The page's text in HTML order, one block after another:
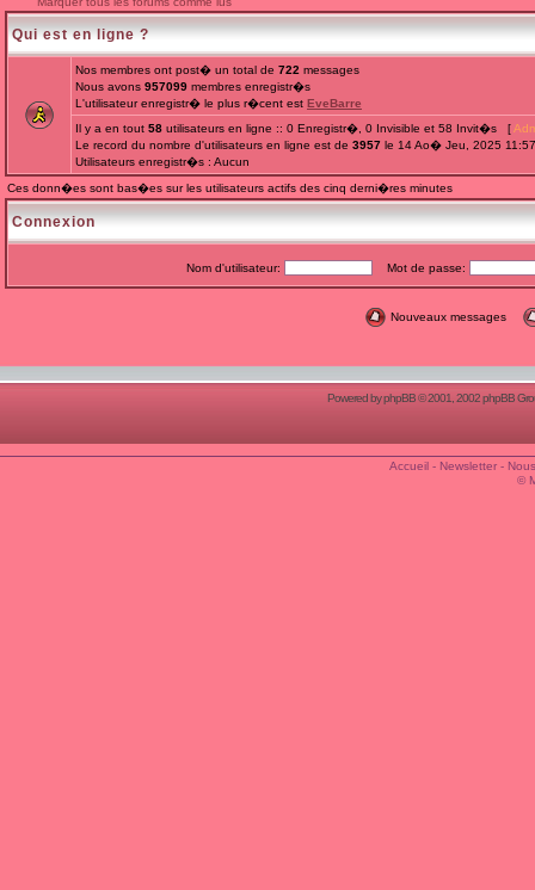
Qui est en ligne ?
Nos membres ont post� un total de 722 messages
Nous avons 957099 membres enregistr�s
L'utilisateur enregistr� le plus r�cent est EveBarre
Il y a en tout 58 utilisateurs en ligne :: 0 Enregistr�, 0 Invisible et 58 Invit�s [
Le record du nombre d'utilisateurs en ligne est de 3957 le 14 Ao� Jeu, 2025
Utilisateurs enregistr�s : Aucun
Ces donn�es sont bas�es sur les utilisateurs actifs des cinq derni�res minutes
Connexion
Nom d'utilisateur: Mot de passe:
Nouveaux messages
Powered byphpBB© 2001, 2002 phpBB
Accueil- Newsletter-
©